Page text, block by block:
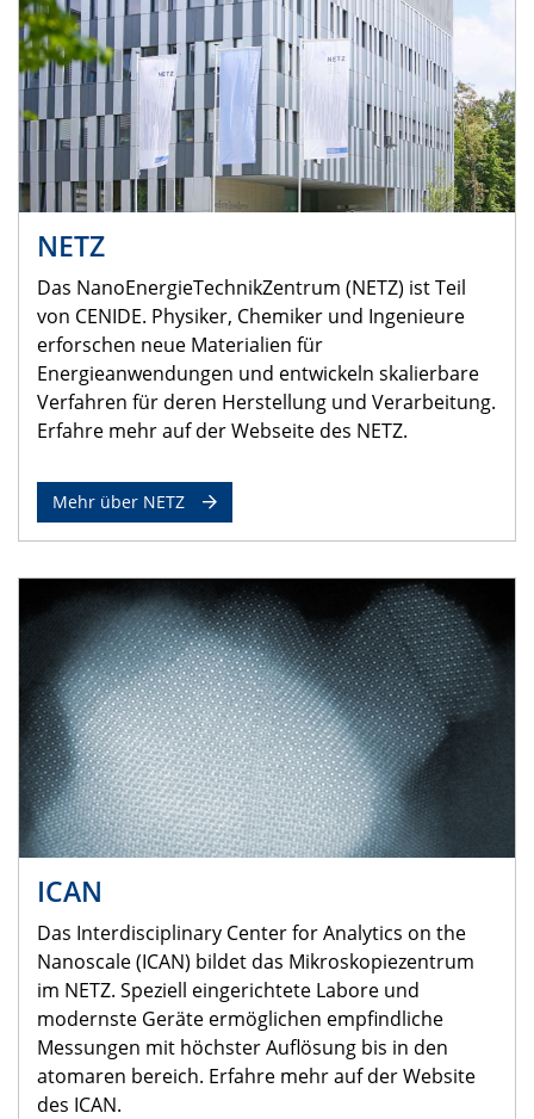
NETZ
Das NanoEnergieTechnikZentrum (NETZ) ist Teil
von CENIDE. Physiker, Chemiker und Ingenieure
erforschen neue Materialien für
Energieanwendungen und entwickeln skalierbare
Verfahren für deren Herstellung und Verarbeitung.
Erfahre mehr auf der Webseite des NETZ.
Mehr über NETZ
ICAN
Das Interdisciplinary Center for Analytics on the
Nanoscale (ICAN) bildet das Mikroskopiezentrum
im NETZ. Speziell eingerichtete Labore und
modernste Geräte ermöglichen empfindliche
Messungen mit höchster Auflösung bis in den
atomaren bereich. Erfahre mehr auf der Website
des ICAN.